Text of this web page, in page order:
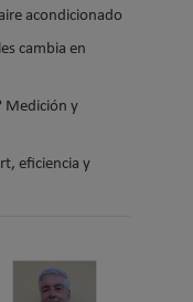
acondicionado
cambia en
Medición y
eficiencia y